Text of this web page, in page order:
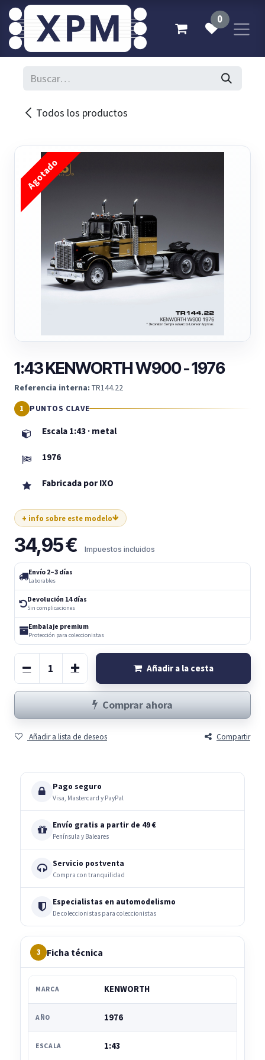
Ir al contenido
0
Todos los productos
Agotado
1:43 KENWORTH W900 - 1976
Referencia interna: TR144.22
PUNTOS CLAVE
Escala 1:43 · metal
1976
Fabricada por IXO
+ info sobre este modelo
34,95€ Impuestos incluidos
Envío 2–3 días
Laborables
Devolución 14 días
Sin complicaciones
Embalaje premium
Protección para coleccionistas
Añadir a la cesta
Comprar ahora
Añadir a lista de deseos Compartir
Pago seguro
Visa, Mastercard y PayPal
Envío gratis a partir de 49 €
Península y Baleares
Servicio postventa
Compra con tranquilidad
Especialistas en automodelismo
De coleccionistas para coleccionistas
3 Ficha técnica
MARCA KENWORTH
AÑO 1976
ESCALA 1:43